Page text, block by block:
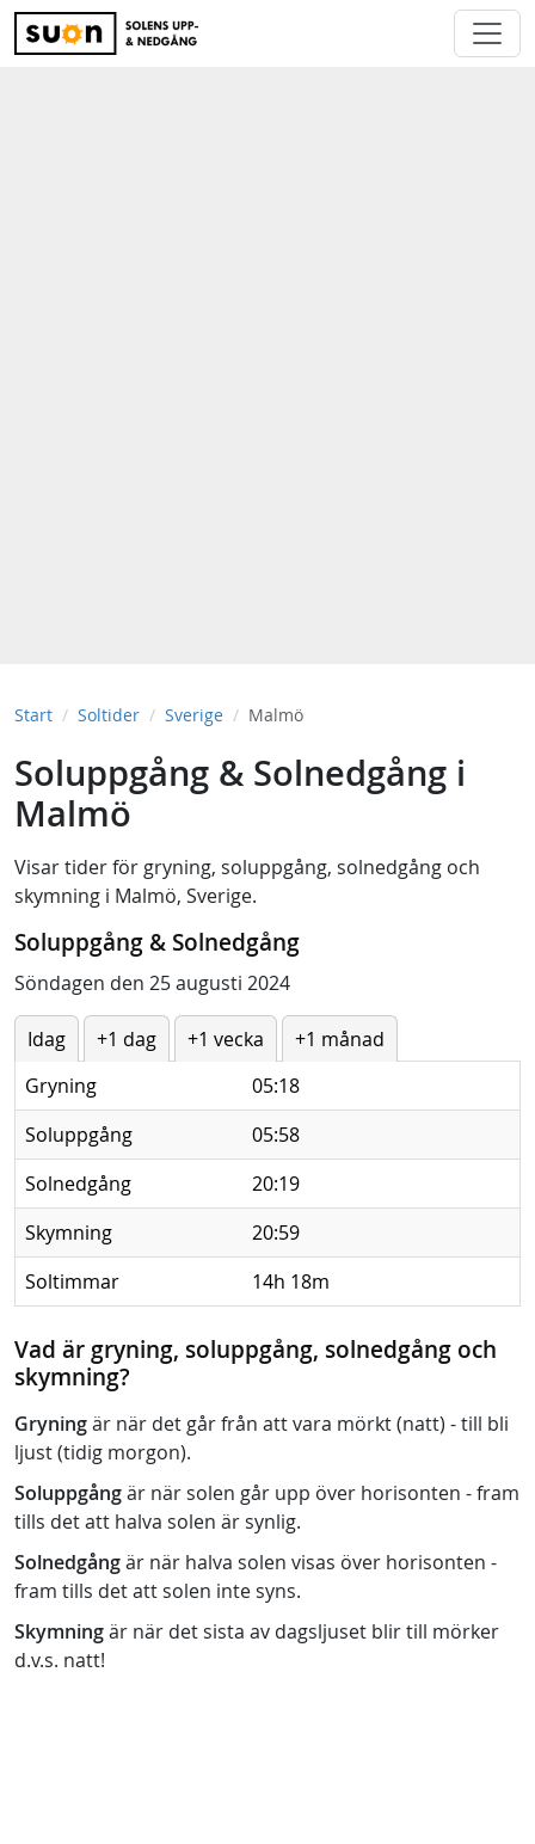
Start Soltider Sverige Malmö
Soluppgång & Solnedgång i
Malmö
Visar tider för gryning, soluppgång, solnedgång och
skymning i Malmö, Sverige.
Soluppgång & Solnedgång
Söndagen den 25 augusti 2024
Idag +1 dag +1 vecka
+1 månad
Gryning
05:18
Soluppgång
05:58
Solnedgång
20:19
Skymning
20:59
Soltimmar
14h 18m
Vad är gryning, soluppgång, solnedgång och
skymning?
Gryningär när det går från att vara mörkt (natt) - till bli
ljust (tidig morgon).
Soluppgångär när solen går upp över horisonten - fram
tills det att halva solen är synlig.
Solnedgångär när halva solen visas över horisonten -
fram tills det att solen inte syns.
Skymningär när det sista av dagsljuset blir till mörker
d.v.s. natt!